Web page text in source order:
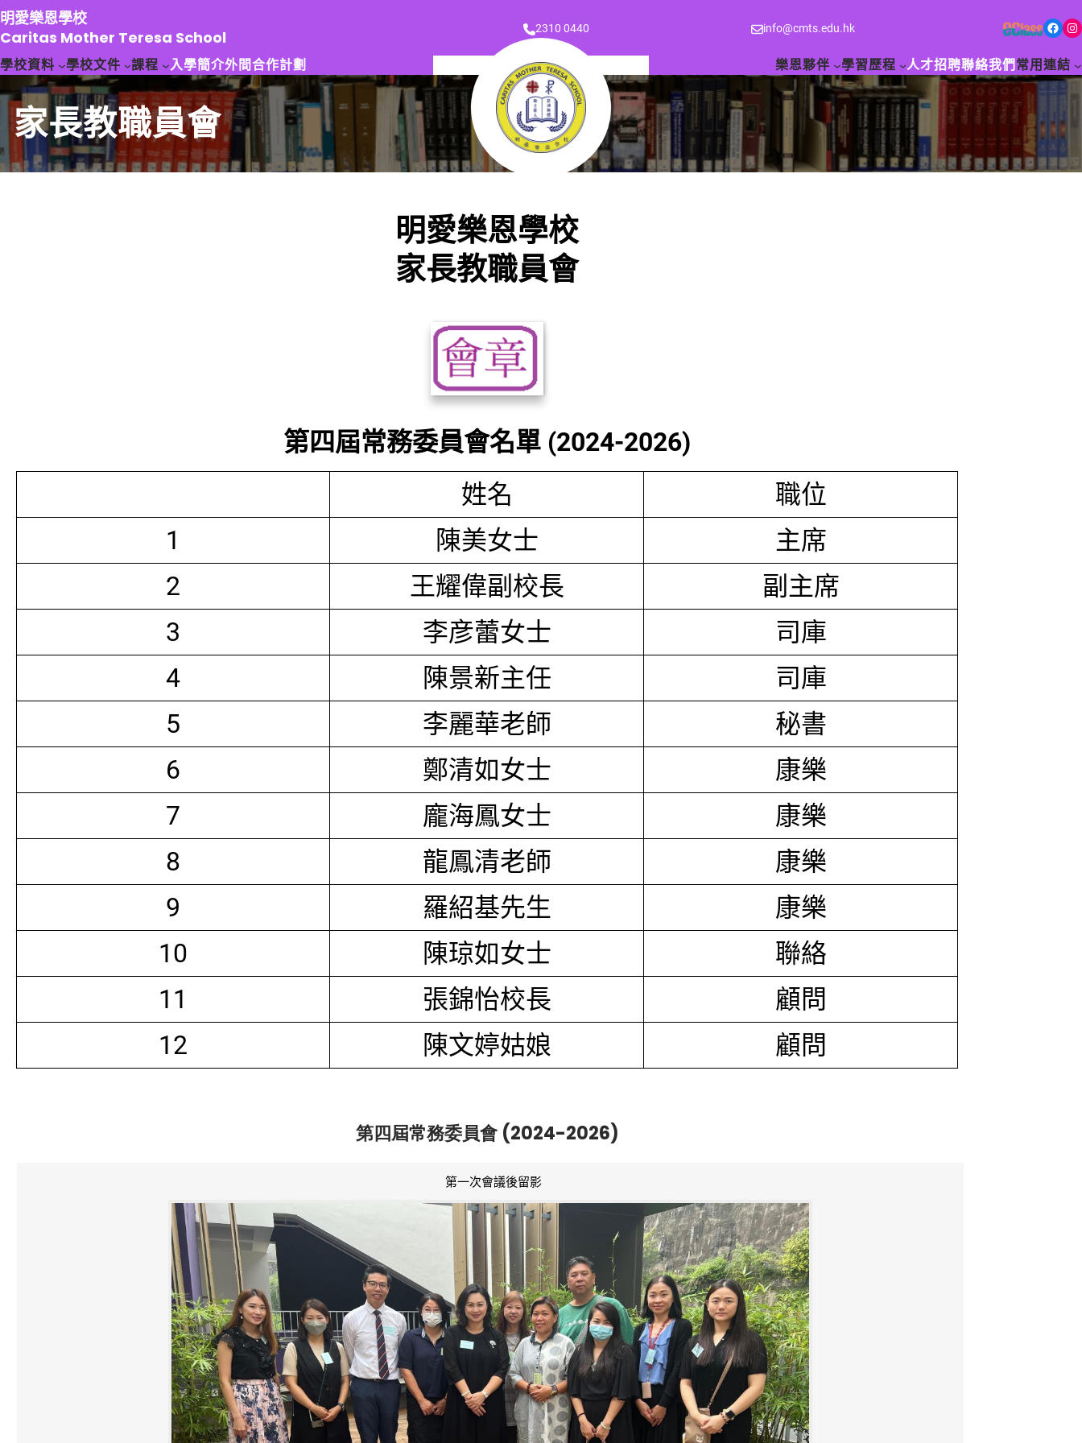
跳
至
主
要
容
明愛樂恩學校
Caritas Mother Teresa School
2310 0440 info@cmts.edu.hk Facebook Instagram
學校資料 學校文件 課程 入學簡介外間合作計劃 樂恩夥伴 學習歷程 人才招聘聯絡我們 常用連結
家長教職員會
明愛樂恩學校
家長教職員會
第四屆常務委員會名單 (2024-2026)
姓名
職位
1
陳美女士
主席
2
王耀偉副校長
副主席
3
李彦蕾女士
司庫
4
陳景新主任
司庫
5
李麗華老師
秘書
6
鄭清如女士
康樂
7
龐海鳳女士
康樂
8
龍鳳清老師
康樂
9
羅紹基先生
康樂
10
陳琼如女士
聯絡
11
張錦怡校長
顧問
12
陳文婷姑娘 顧問
第四屆常務委員會 (2024-2026)
第一次會議後留影